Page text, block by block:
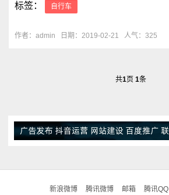
标签：
自行车
作者：admin 日期：2019-02-21 人气：325
共1页 1条
新浪微博 腾讯微博 邮箱 腾讯QQ